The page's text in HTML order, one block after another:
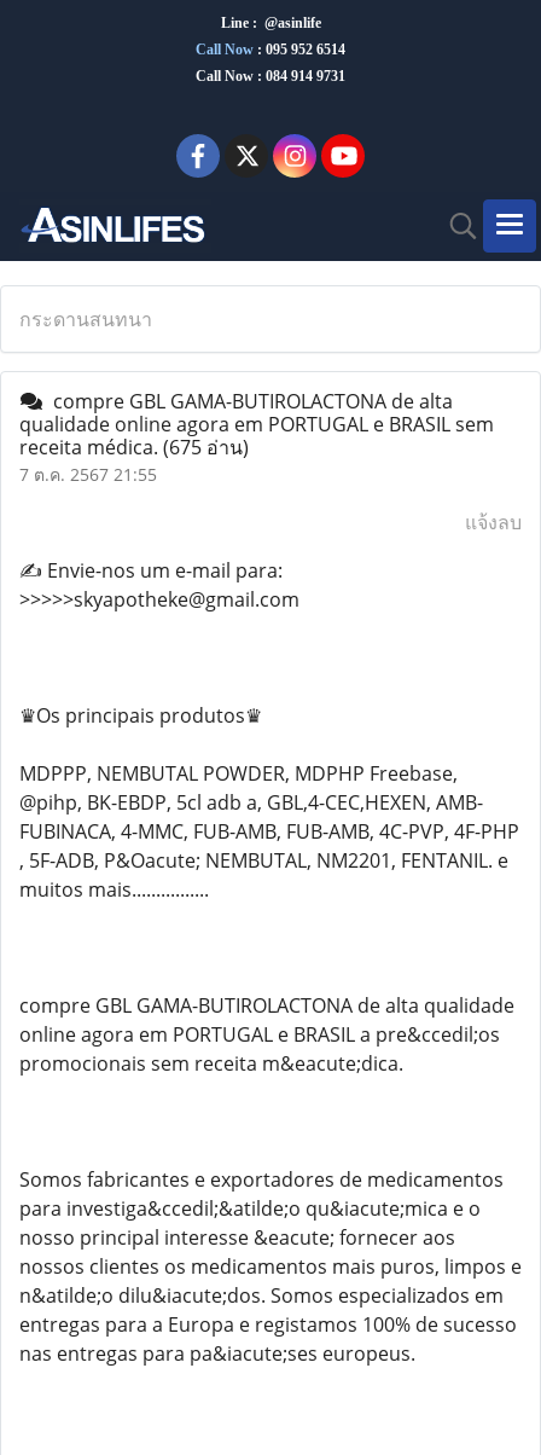
Line : @asinlife
Call Now : 095 952 6514
Call Now : 084 914 9731
กระดานสนทนา
compre GBL GAMA-BUTIROLACTONA de alta
qualidade online agora em PORTUGAL e BRASIL sem
receita médica. (675 อ่าน)
7 ต.ค. 2567 21:55
แจ้งลบ
✍️ Envie-nos um e-mail para:
>>>>>skyapotheke@gmail.com
♛Os principais produtos♛
MDPPP, NEMBUTAL POWDER, MDPHP Freebase,
@pihp, BK-EBDP, 5cl adb a, GBL,4-CEC,HEXEN, AMB-
FUBINACA, 4-MMC, FUB-AMB, FUB-AMB, 4C-PVP, 4F-PHP
, 5F-ADB, P&Oacute; NEMBUTAL, NM2201, FENTANIL. e
muitos mais................
compre GBL GAMA-BUTIROLACTONA de alta qualidade
online agora em PORTUGAL e BRASIL a pre&ccedil;os
promocionais sem receita m&eacute;dica.
Somos fabricantes e exportadores de medicamentos
para investiga&ccedil;&atilde;o qu&iacute;mica e o
nosso principal interesse &eacute; fornecer aos
nossos clientes os medicamentos mais puros, limpos e
n&atilde;o dilu&iacute;dos. Somos especializados em
entregas para a Europa e registamos 100% de sucesso
nas entregas para pa&iacute;ses europeus.